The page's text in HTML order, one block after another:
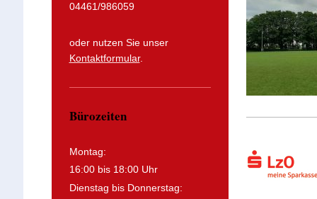
04461/986059
oder nutzen Sie unser
Kontaktformular.
Bürozeiten
Montag:
16:00 bis 18:00 Uhr
Dienstag bis Donnerstag: